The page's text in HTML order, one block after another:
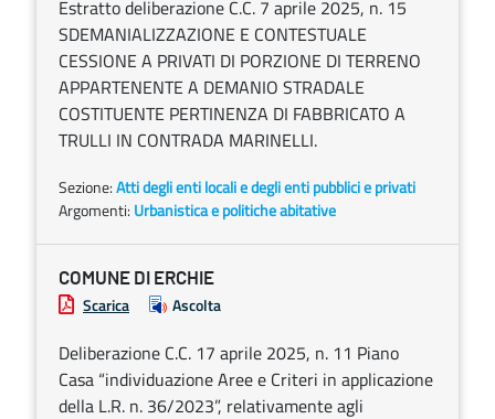
Estratto deliberazione C.C. 7 aprile 2025, n. 15
SDEMANIALIZZAZIONE E CONTESTUALE
CESSIONE A PRIVATI DI PORZIONE DI TERRENO
APPARTENENTE A DEMANIO STRADALE
COSTITUENTE PERTINENZA DI FABBRICATO A
TRULLI IN CONTRADA MARINELLI.
Sezione:Atti degli enti locali e degli enti pubblici e privati
Argomenti: Urbanistica e politiche abitative
COMUNE DI ERCHIE
Scarica Ascolta
Deliberazione C.C. 17 aprile 2025, n. 11 Piano
Casa “individuazione Aree e Criteri in applicazione
della L.R. n. 36/2023”, relativamente agli